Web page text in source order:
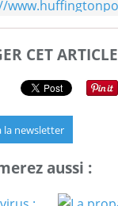
CET ARTICLE
la newsletter
aussi :